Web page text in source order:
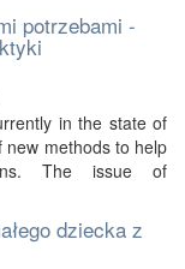
potrzebami -
in the state of
methods to help
The issue of
dziecka z